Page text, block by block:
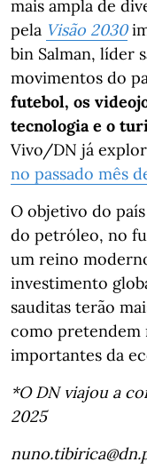
mais ampla de
pela Visão 2030
bin Salman, líder
movimentos do
futebol, os
tecnologia e o
Vivo/DN já
no passado mês
O objetivo do
do petróleo, no
um reino
investimento
sauditas terão
como pretendem
importantes da
*O DN viajou a
2025